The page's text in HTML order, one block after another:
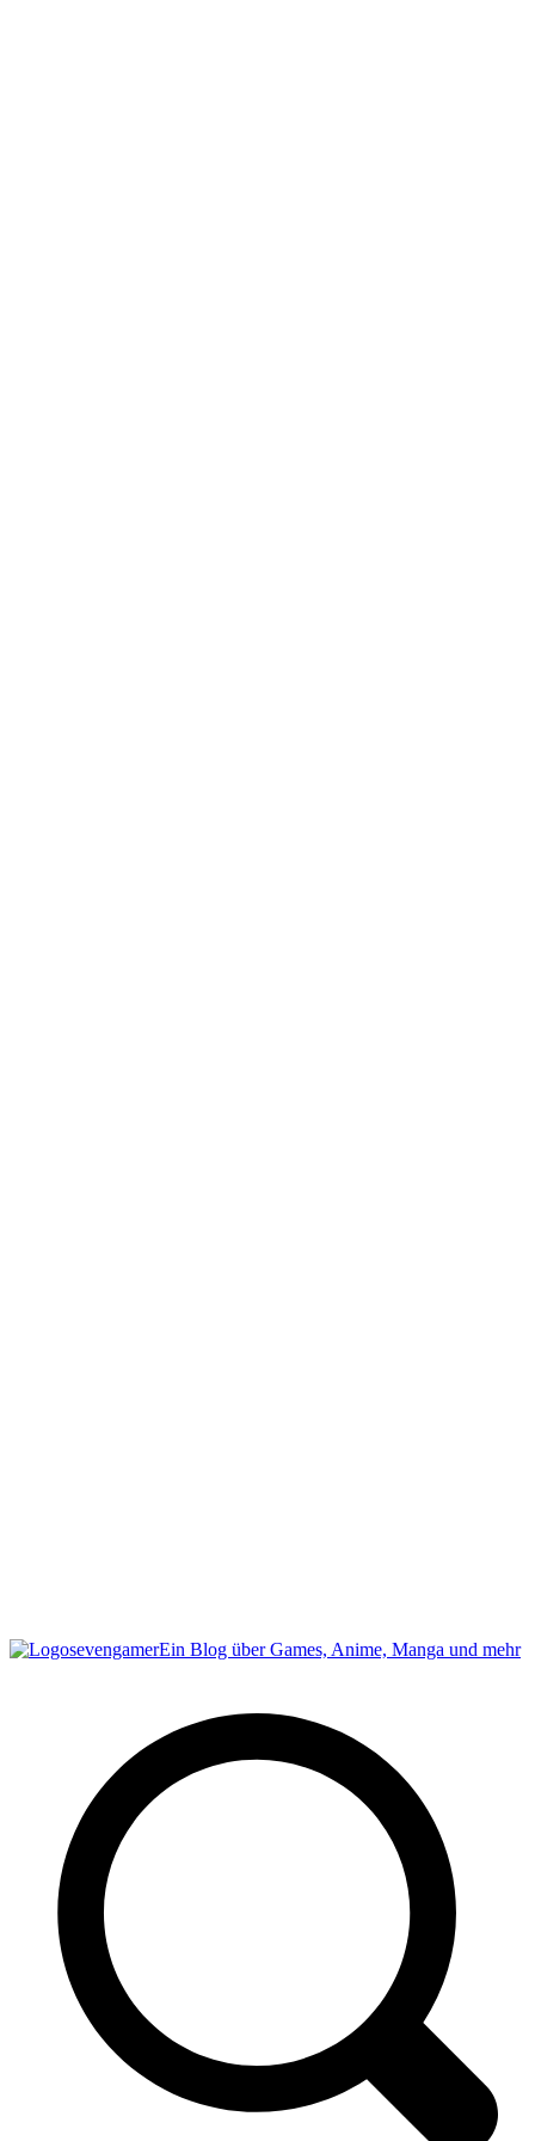
sevengamerEin Blog über Games, Anime, Manga und mehr